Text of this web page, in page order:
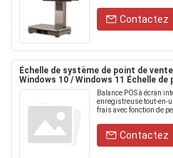
Contactez
Échelle de système de point de
Windows 10 / Windows 11 Échelle
Balance POS à écran
enregistreuse tout-en-
frais avec fonction de
Contactez